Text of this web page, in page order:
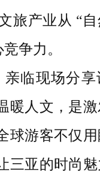
旅产业从 “
争力。
亲临现场分享
暖人文，是
球游客不仅
三亚的时尚魅